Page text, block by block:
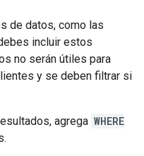
de datos, como las
incluir estos
no serán útiles para
y se deben filtrar si
agrega WHERE